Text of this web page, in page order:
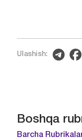
Ulashish:
Boshqa
Barcha